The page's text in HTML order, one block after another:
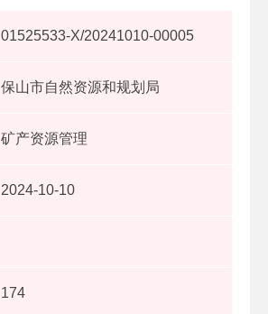
01525533-X/20241010-00005
保山市自然资源和规划局
矿产资源管理
2024-10-10
174